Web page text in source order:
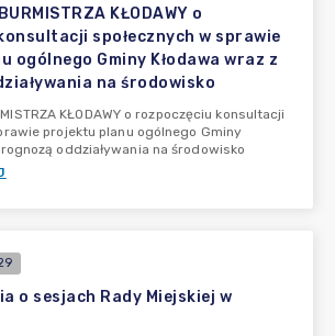
KŁODAWY o
społecznych w sprawie
ogólnego Gminy Kłodawa wraz z
na środowisko
KŁODAWY o rozpoczęciu konsultacji
projektu planu ogólnego Gminy
oddziaływania na środowisko
o sesjach Rady Miejskiej w